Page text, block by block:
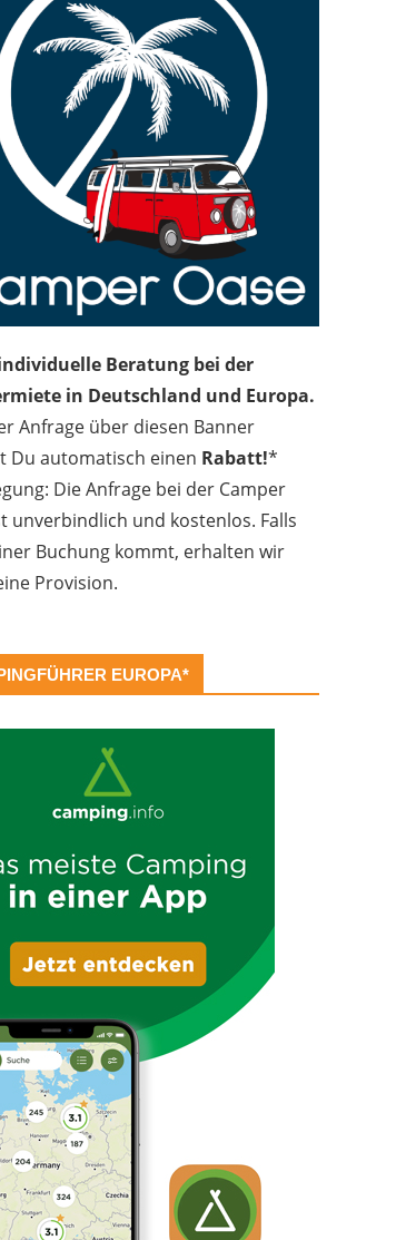
Beratung bei der
in Deutschland und Europa.
Anfrage über diesen Banner
Du automatisch einen Rabatt!*
Die Anfrage bei der Camper
unverbindlich und kostenlos. Falls
Buchung kommt, erhalten wir
Provision.
EUROPA*